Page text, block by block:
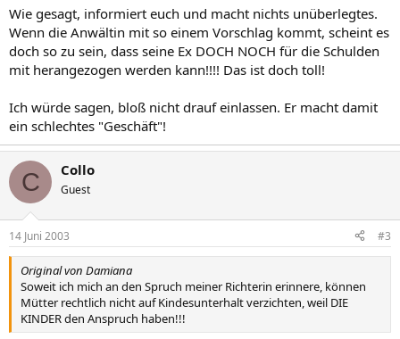
Wie gesagt, informiert euch und macht nichts unüberlegtes.
Wenn die Anwältin mit so einem Vorschlag kommt, scheint es
doch so zu sein, dass seine Ex DOCH NOCH für die Schulden
mit herangezogen werden kann!!!! Das ist doch toll!
Ich würde sagen, bloß nicht drauf einlassen. Er macht damit
ein schlechtes "Geschäft"!
C Collo
Guest
14 Juni 2003 #3
Original von Damiana
Soweit ich mich an den Spruch meiner Richterin erinnere, können
Mütter rechtlich nicht auf Kindesunterhalt verzichten, weil DIE
KINDER den Anspruch haben!!!